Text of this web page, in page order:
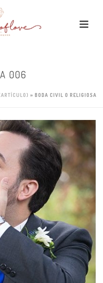
006
» BODA CIVIL O RELIGIOSA